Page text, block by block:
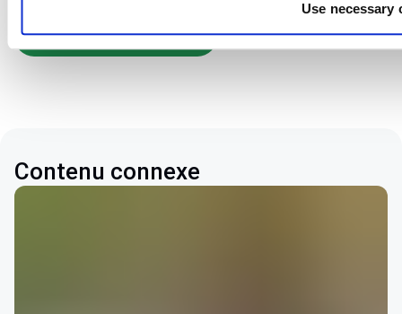
Use necessary
pour vous écouter et vous aider avec un sourire sincère.
Accéder à nos contacts
Contenu connexe